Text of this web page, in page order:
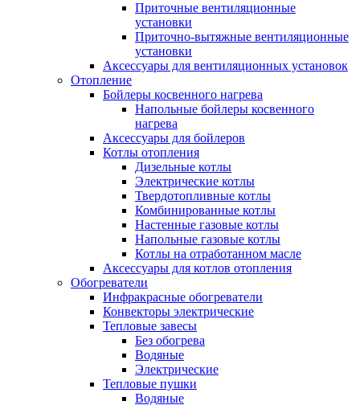
Приточные вентиляционные
установки
Приточно-вытяжные вентиляционные
установки
Аксессуары для вентиляционных установок
Отопление
Бойлеры косвенного нагрева
Напольные бойлеры косвенного
нагрева
Аксессуары для бойлеров
Котлы отопления
Дизельные котлы
Электрические котлы
Твердотопливные котлы
Комбинированные котлы
Настенные газовые котлы
Напольные газовые котлы
Котлы на отработанном масле
Аксессуары для котлов отопления
Обогреватели
Инфракрасные обогреватели
Конвекторы электрические
Тепловые завесы
Без обогрева
Водяные
Электрические
Тепловые пушки
Водяные